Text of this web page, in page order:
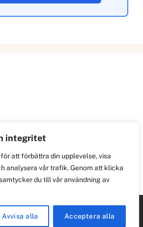
integritet
att förbättra din upplevelse, visa
analysera vår trafik. Genom att klicka
du till vår användning av
Avvisa alla Acceptera alla